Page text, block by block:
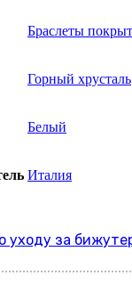
Браслеты
Горный хрусталь
Белый
Италия
уходу за